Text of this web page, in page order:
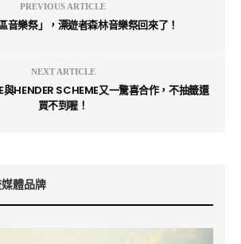
PREVIOUS ARTICLE
音樂祭」，漂遊者森林音樂祭回來了！
NEXT ARTICLE
HENDER SCHEME又一驚喜合作，不抽籤還
買不到喔！
體品牌